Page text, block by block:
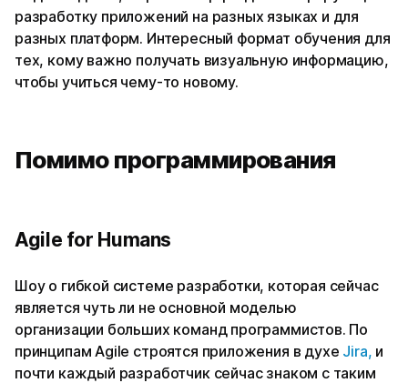
разработку приложений на разных языках и для
разных платформ. Интересный формат обучения для
тех, кому важно получать визуальную информацию,
чтобы учиться чему-то новому.
Помимо программирования
Agile for Humans
Шоу о гибкой системе разработки, которая сейчас
является чуть ли не основной моделью
организации больших команд программистов. По
принципам Agile строятся приложения в духе Jira, и
почти каждый разработчик сейчас знаком с таким